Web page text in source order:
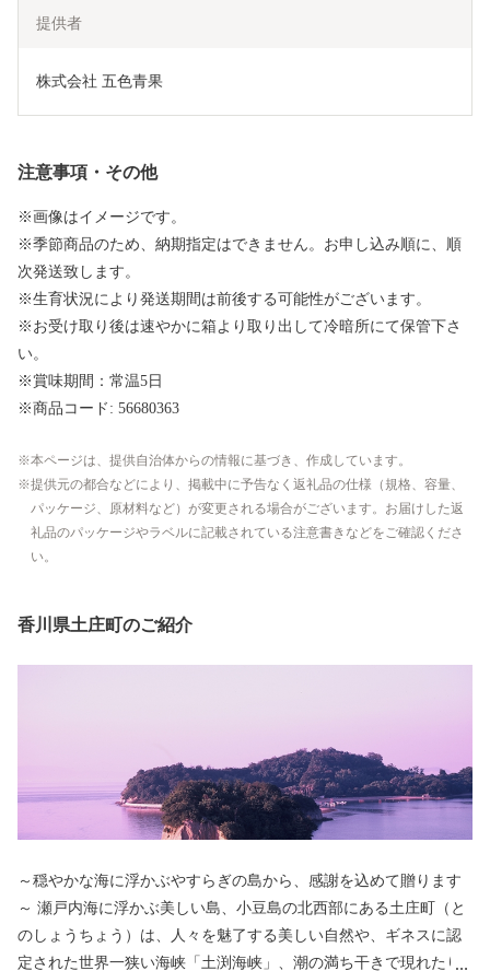
提供者
株式会社 五色青果
注意事項・その他
※画像はイメージです。
※季節商品のため、納期指定はできません。お申し込み順に、順
次発送致します。
※生育状況により発送期間は前後する可能性がございます。
※お受け取り後は速やかに箱より取り出して冷暗所にて保管下さ
い。
※賞味期間：常温5日
※商品コード: 56680363
本ページは、提供自治体からの情報に基づき、作成しています。
提供元の都合などにより、掲載中に予告なく返礼品の仕様（規格、容量、
パッケージ、原材料など）が変更される場合がございます。お届けした返
礼品のパッケージやラベルに記載されている注意書きなどをご確認くださ
い。
香川県土庄町のご紹介
～穏やかな海に浮かぶやすらぎの島から、感謝を込めて贈ります
～ 瀬戸内海に浮かぶ美しい島、小豆島の北西部にある土庄町（と
のしょうちょう）は、人々を魅了する美しい自然や、ギネスに認
定された世界一狭い海峡「土渕海峡」、潮の満ち干きで現れたり